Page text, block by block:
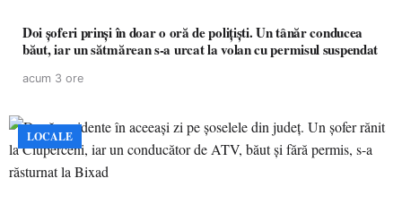
Doi șoferi prinși în doar o oră de polițiști. Un tânăr conducea
băut, iar un sătmărean s-a urcat la volan cu permisul suspendat
acum 3 ore
LOCALE